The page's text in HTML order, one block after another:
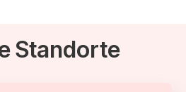
Standorte